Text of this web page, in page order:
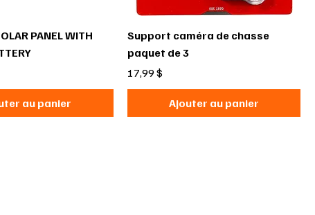
PANEL WITH
au panier
Support caméra de chasse
paquet de 3
Prix
17,99 $
Ajouter au panier